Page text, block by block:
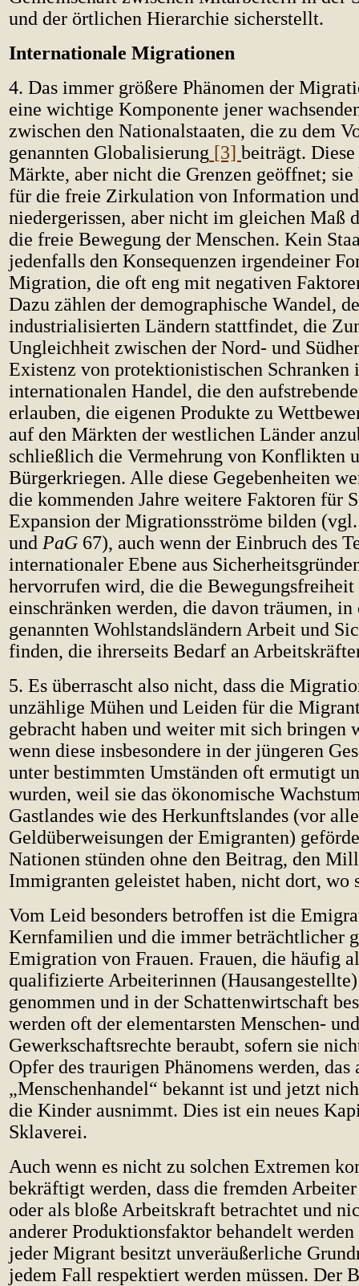
und der örtlichen Hierarchie sicherstellt.
Internationale Migrationen
4. Das immer größere Phänomen der
eine wichtige Komponente jener
zwischen den Nationalstaaten, die zu dem
genannten Globalisierung [3] beiträgt.
Märkte, aber nicht die Grenzen geöffnet; sie
für die freie Zirkulation von Information
niedergerissen, aber nicht im gleichen Maß
die freie Bewegung der Menschen. Kein
jedenfalls den Konsequenzen irgendeiner
Migration, die oft eng mit negativen
Dazu zählen der demographische Wandel,
industrialisierten Ländern stattfindet, die
Ungleichheit zwischen der Nord- und
Existenz von protektionistischen Schranken
internationalen Handel, die den
erlauben, die eigenen Produkte zu
auf den Märkten der westlichen Länder
schließlich die Vermehrung von Konflikten
Bürgerkriegen. Alle diese Gegebenheiten
die kommenden Jahre weitere Faktoren für
Expansion der Migrationsströme bilden
und PaG 67), auch wenn der Einbruch des
internationaler Ebene aus
hervorrufen wird, die die
einschränken werden, die davon träumen, in
genannten Wohlstandsländern Arbeit und
finden, die ihrerseits Bedarf an
5. Es überrascht also nicht, dass die
unzählige Mühen und Leiden für die
gebracht haben und weiter mit sich bringen
wenn diese insbesondere in der jüngeren
unter bestimmten Umständen oft ermutigt
wurden, weil sie das ökonomische
Gastlandes wie des Herkunftslandes (vor
Geldüberweisungen der Emigranten)
Nationen stünden ohne den Beitrag, den
Immigranten geleistet haben, nicht dort, wo
Vom Leid besonders betroffen ist die
Kernfamilien und die immer beträchtlicher
Emigration von Frauen. Frauen, die häufig
qualifizierte Arbeiterinnen
genommen und in der Schattenwirtschaft
werden oft der elementarsten Menschen- und
Gewerkschaftsrechte beraubt, sofern sie
Opfer des traurigen Phänomens werden, das
„Menschenhandel“ bekannt ist und jetzt
die Kinder ausnimmt. Dies ist ein neues
Sklaverei.
Auch wenn es nicht zu solchen Extremen
bekräftigt werden, dass die fremden
oder als bloße Arbeitskraft betrachtet und
anderer Produktionsfaktor behandelt
jeder Migrant besitzt unveräußerliche
jedem Fall respektiert werden müssen. Der